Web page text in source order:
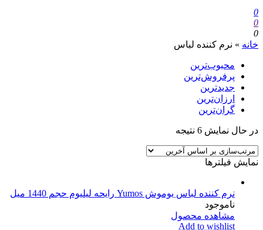
0
0
0
خانه » نرم کننده لباس
محبوب‌ترین
پرفروش‌ترین
جدیدترین
ارزان‌ترین
گران‌ترین
در حال نمایش 6 نتیجه
نمایش فیلترها
نرم کننده لباس یوموش Yumos رایحه لیلیوم حجم 1440 میل
ناموجود
مشاهده محصول
Add to wishlist